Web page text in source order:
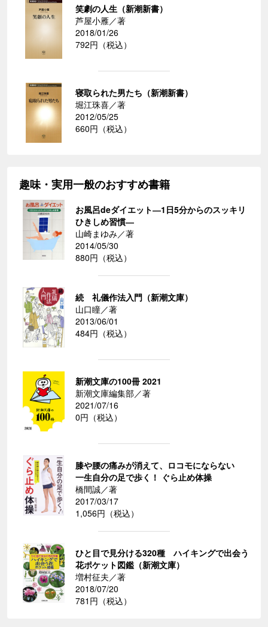
笑劇の人生（新潮新書）
芦屋小雁／著
2018/01/26
792円（税込）
寝取られた男たち（新潮新書）
堀江珠喜／著
2012/05/25
660円（税込）
趣味・実用一般のおすすめ書籍
お風呂deダイエット―1日5分からのスッキリ
ひきしめ習慣―
山崎まゆみ／著
2014/05/30
880円（税込）
続 礼儀作法入門（新潮文庫）
山口瞳／著
2013/06/01
484円（税込）
新潮文庫の100冊 2021
新潮文庫編集部／著
2021/07/16
0円（税込）
膝や腰の痛みが消えて、ロコモにならない
一生自分の足で歩く！ ぐら止め体操
橋間誠／著
2017/03/17
1,056円（税込）
ひと目で見分ける320種 ハイキングで出会う
花ポケット図鑑（新潮文庫）
増村征夫／著
2018/07/20
781円（税込）